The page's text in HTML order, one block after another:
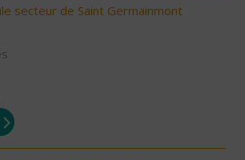
secteur de Saint Germainmont